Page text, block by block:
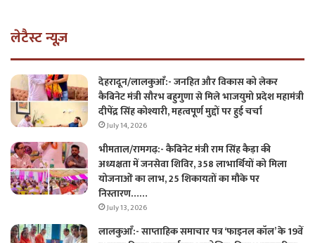
लेटैस्ट न्यूज़
देहरादून/लालकुआँ:- जनहित और विकास को लेकर
कैबिनेट मंत्री सौरभ बहुगुणा से मिले भाजयुमो प्रदेश महामंत्री
दीपेंद्र सिंह कोश्यारी, महत्वपूर्ण मुद्दों पर हुई चर्चा
July 14, 2026
भीमताल/रामगढ़:- कैबिनेट मंत्री राम सिंह कैड़ा की
अध्यक्षता में जनसेवा शिविर, 358 लाभार्थियों को मिला
योजनाओं का लाभ, 25 शिकायतों का मौके पर
निस्तारण……
July 13, 2026
लालकुआँ:- साप्ताहिक समाचार पत्र ‘फाइनल कॉल’ के 19वें